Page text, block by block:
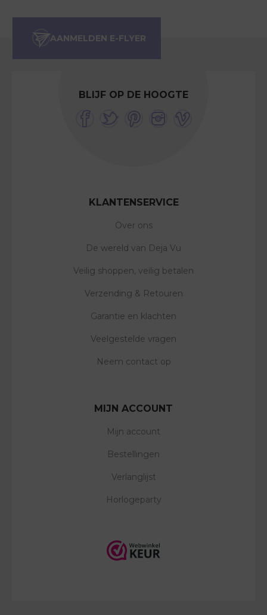
BLIJF OP DE HOOGTE
KLANTENSERVICE
Over ons
De wereld van Deja Vu
Veilig shoppen, veilig betalen
Verzending & Retouren
Garantie en klachten
Veelgestelde vragen
Neem contact op
MIJN ACCOUNT
Mijn account
Bestellingen
Verlanglijst
Horlogeparty